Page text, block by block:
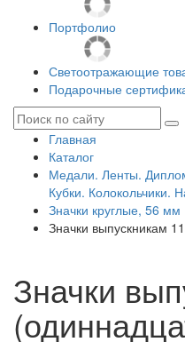
Портфолио
Светоотражающие
Подарочные
Главная
Каталог
Медали. Ленты.
Кубки. Колокольчики.
Значки круглые, 56 мм
Значки выпускникам
Значки